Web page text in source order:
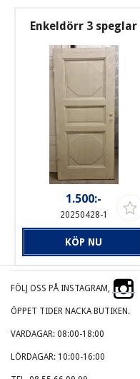
Enkeldörr 3 speglar
1.500:-
20250428-1
KÖP NU
FÖLJ OSS PÅ INSTAGRAM,
ÖPPET TIDER NACKA BUTIKEN.
VARDAGAR: 08:00-18:00
LÖRDAGAR: 10:00-16:00